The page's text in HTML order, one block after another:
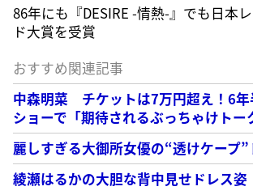
86年にも『DESIRE -情熱-』でも日本
ド大賞を受賞
おすすめ関連記事
中森明菜 チケットは7万円超え！6年
ショーで「期待されるぶっちゃけトー
麗しすぎる大御所女優の“透けケープ”
綾瀬はるかの大胆な背中見せドレス姿